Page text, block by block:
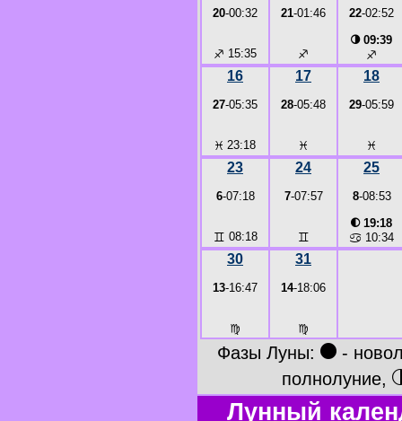
20-00:32
♐ 15:35
21-01:46
♐
22-02:52
◑09:39
♐
16
27-05:35
♓ 23:18
17
28-05:48
♓
18
29-05:59
♓
23
6-07:18
♊ 08:18
24
7-07:57
♊
25
8-08:53
◐19:18
♋ 10:34
30
13-16:47
♍
31
14-18:06
♍
Фазы Луны: ● -
полнолуние,
Лунный